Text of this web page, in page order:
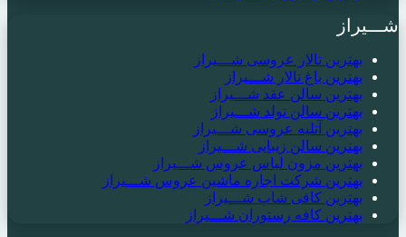
شـــیراز
بهترین تالار عروسی شـــیراز
بهترین باغ تالار شـــیراز
بهترین سالن عقد شـــیراز
بهترین سالن تولد شـــیراز
بهترین آتلیه عروسی شـــیراز
بهترین سالن زیبایی شـــیراز
بهترین مزون لباس عروس شـــیراز
بهترین شرکت اجاره ماشین عروس شـــیراز
بهترین کافی شاپ شـــیراز
بهترین کافه رستوران شـــیراز